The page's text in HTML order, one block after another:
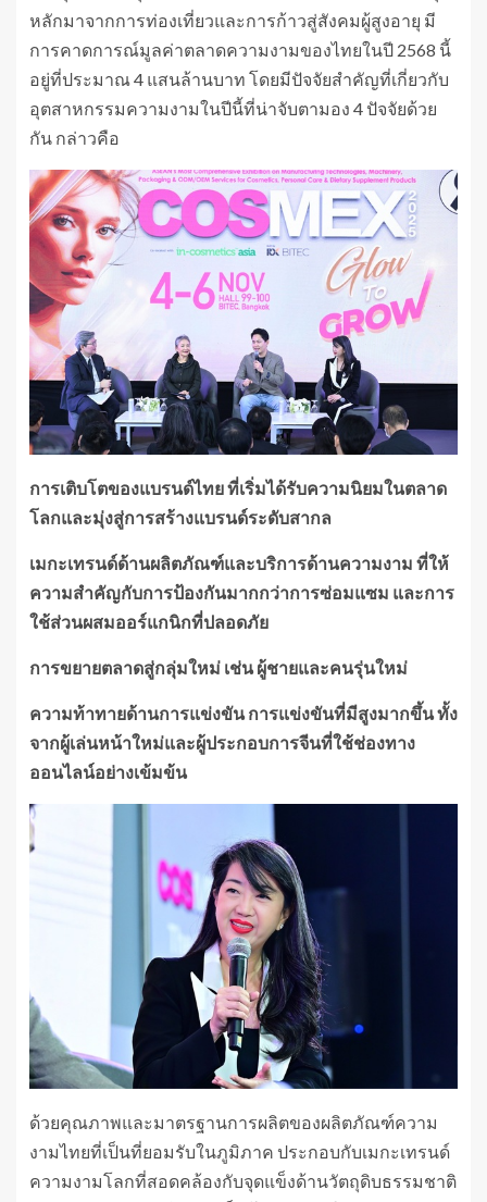
หลักมาจากการท่องเที่ยวและการก้าวสู่สังคมผู้สูงอายุ มี
การคาดการณ์มูลค่าตลาดความงามของไทยในปี 2568 นี้
อยู่ที่ประมาณ 4 แสนล้านบาท โดยมีปัจจัยสำคัญที่เกี่ยวกับ
อุตสาหกรรมความงามในปีนี้ที่น่าจับตามอง 4 ปัจจัยด้วย
กัน กล่าวคือ
การเติบโตของแบรนด์ไทย ที่เริ่มได้รับความนิยมในตลาด
โลกและมุ่งสู่การสร้างแบรนด์ระดับสากล
เมกะเทรนด์ด้านผลิตภัณฑ์และบริการด้านความงาม ที่ให้
ความสำคัญกับการป้องกันมากกว่าการซ่อมแซม และการ
ใช้ส่วนผสมออร์แกนิกที่ปลอดภัย
การขยายตลาดสู่กลุ่มใหม่ เช่น ผู้ชายและคนรุ่นใหม่
ความท้าทายด้านการแข่งขัน การแข่งขันที่มีสูงมากขึ้น ทั้ง
จากผู้เล่นหน้าใหม่และผู้ประกอบการจีนที่ใช้ช่องทาง
ออนไลน์อย่างเข้มข้น
ด้วยคุณภาพและมาตรฐานการผลิตของผลิตภัณฑ์ความ
งามไทยที่เป็นที่ยอมรับในภูมิภาค ประกอบกับเมกะเทรนด์
ความงามโลกที่สอดคล้องกับจุดแข็งด้านวัตถุดิบธรรมชาติ